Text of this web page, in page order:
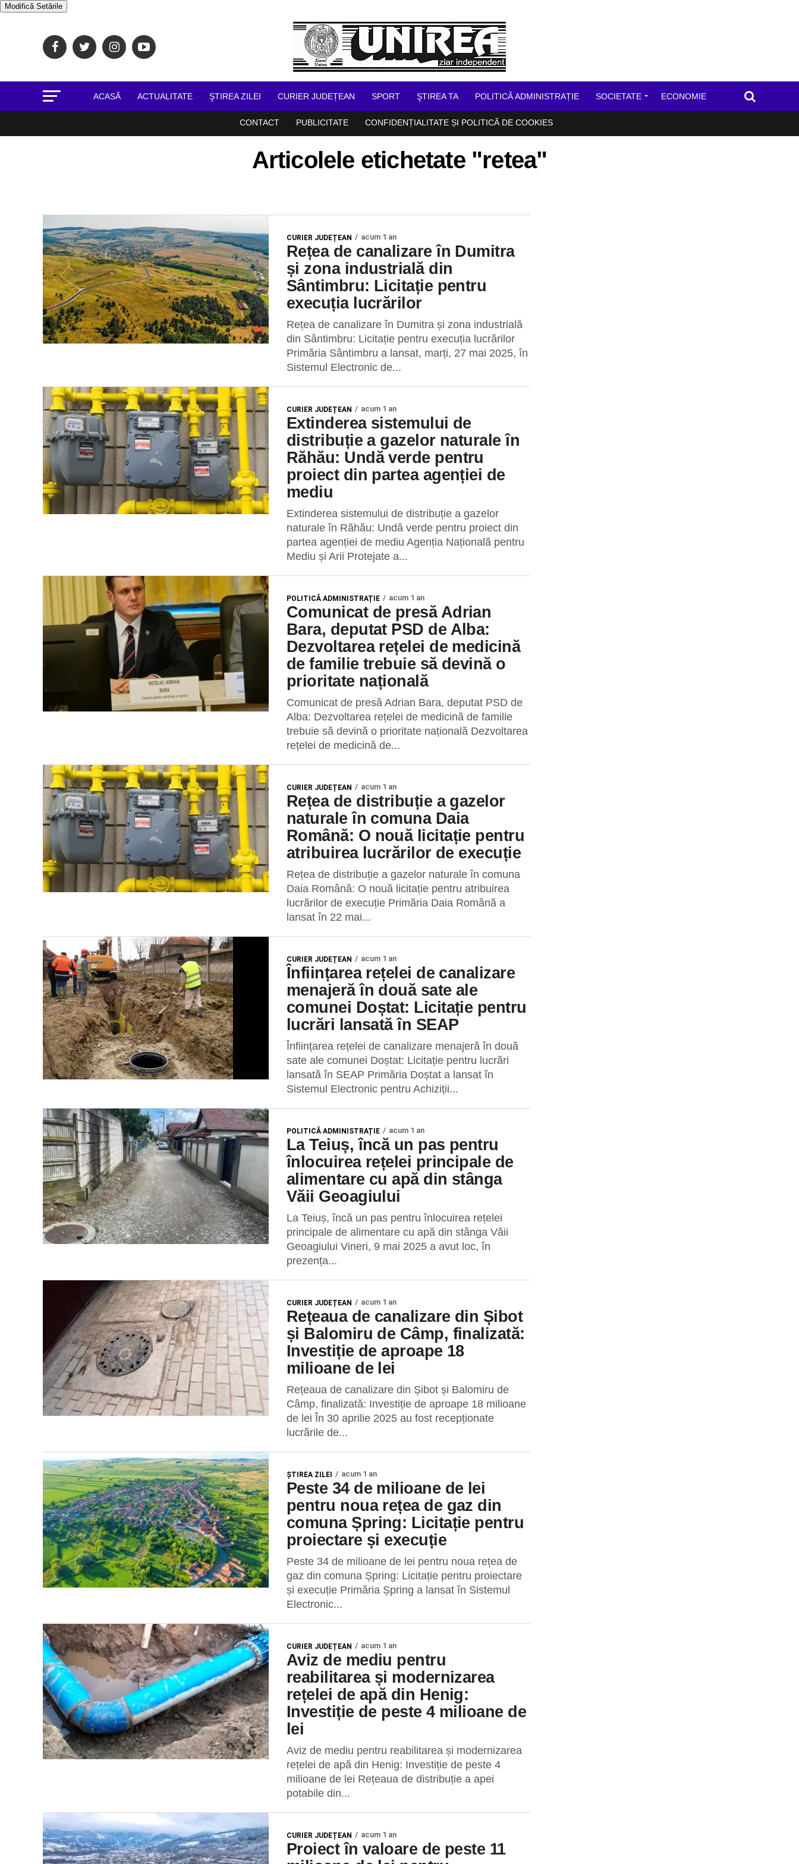
Modifică Setările
ACASĂ ACTUALITATE ŞTIREA ZILEI CURIER JUDEȚEAN SPORT ŞTIREA TA POLITICĂ ADMINISTRAȚIE SOCIETATE ECONOMIE
CONTACT PUBLICITATE CONFIDENȚIALITATE ȘI POLITICĂ DE COOKIES
Articolele etichetate "retea"
CURIER JUDEȚEAN acum 1 an
Rețea de canalizare în Dumitra
și zona industrială din
Sântimbru: Licitație pentru
execuția lucrărilor
Rețea de canalizare în Dumitra și zona industrială
din Sântimbru: Licitație pentru execuția lucrărilor
Primăria Sântimbru a lansat, marți, 27 mai 2025, în
Sistemul Electronic de...
CURIER JUDEȚEAN acum 1 an
Extinderea sistemului de
distribuție a gazelor naturale în
Răhău: Undă verde pentru
proiect din partea agenției de
mediu
Extinderea sistemului de distribuție a gazelor
naturale în Răhău: Undă verde pentru proiect din
partea agenției de mediu Agenția Națională pentru
Mediu și Arii Protejate a...
POLITICĂ ADMINISTRAȚIE acum 1 an
Comunicat de presă Adrian
Bara, deputat PSD de Alba:
Dezvoltarea rețelei de medicină
de familie trebuie să devină o
prioritate națională
Comunicat de presă Adrian Bara, deputat PSD de
Alba: Dezvoltarea rețelei de medicină de familie
trebuie să devină o prioritate națională Dezvoltarea
rețelei de medicină de...
CURIER JUDEȚEAN acum 1 an
Rețea de distribuție a gazelor
naturale în comuna Daia
Română: O nouă licitație pentru
atribuirea lucrărilor de execuție
Rețea de distribuție a gazelor naturale în comuna
Daia Română: O nouă licitație pentru atribuirea
lucrărilor de execuție Primăria Daia Română a
lansat în 22 mai...
CURIER JUDEȚEAN acum 1 an
Înființarea rețelei de canalizare
menajeră în două sate ale
comunei Doștat: Licitație pentru
lucrări lansată în SEAP
Înființarea rețelei de canalizare menajeră în două
sate ale comunei Doștat: Licitație pentru lucrări
lansată în SEAP Primăria Doștat a lansat în
Sistemul Electronic pentru Achiziții...
POLITICĂ ADMINISTRAȚIE acum 1 an
La Teiuș, încă un pas pentru
înlocuirea rețelei principale de
alimentare cu apă din stânga
Văii Geoagiului
La Teiuș, încă un pas pentru înlocuirea rețelei
principale de alimentare cu apă din stânga Văii
Geoagiului Vineri, 9 mai 2025 a avut loc, în
prezența...
CURIER JUDEȚEAN acum 1 an
Rețeaua de canalizare din Șibot
și Balomiru de Câmp, finalizată:
Investiție de aproape 18
milioane de lei
Rețeaua de canalizare din Șibot și Balomiru de
Câmp, finalizată: Investiție de aproape 18 milioane
de lei În 30 aprilie 2025 au fost recepționate
lucrările de...
ŞTIREA ZILEI acum 1 an
Peste 34 de milioane de lei
pentru noua rețea de gaz din
comuna Șpring: Licitație pentru
proiectare și execuție
Peste 34 de milioane de lei pentru noua rețea de
gaz din comuna Șpring: Licitație pentru proiectare
și execuție Primăria Șpring a lansat în Sistemul
Electronic...
CURIER JUDEȚEAN acum 1 an
Aviz de mediu pentru
reabilitarea și modernizarea
rețelei de apă din Henig:
Investiție de peste 4 milioane de
lei
Aviz de mediu pentru reabilitarea și modernizarea
rețelei de apă din Henig: Investiție de peste 4
milioane de lei Rețeaua de distribuție a apei
potabile din...
CURIER JUDEȚEAN acum 1 an
Proiect în valoare de peste 11